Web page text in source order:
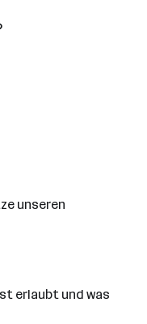
unseren
erlaubt und was